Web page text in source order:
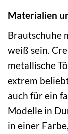
Materialien
Brautschuhe
weiß sein.
metallische
extrem
auch für ein
Modelle in
in einer